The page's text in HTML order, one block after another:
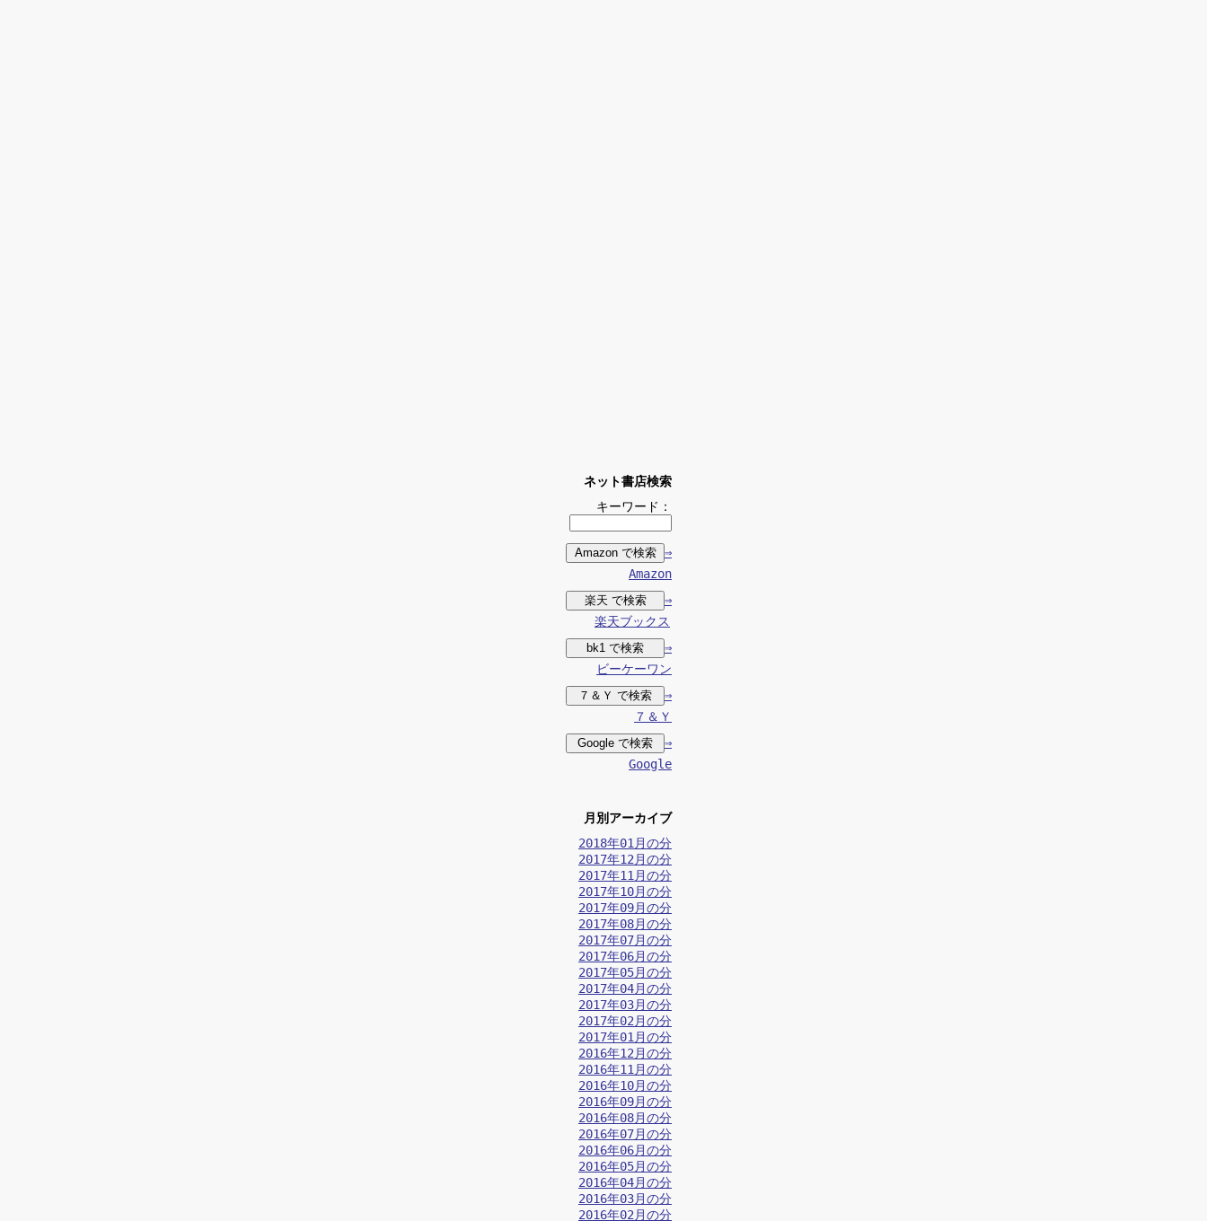
ネット書店検索
キーワード：
⇒
Amazon
⇒
楽天ブックス
⇒
ビーケーワン
⇒
７＆Ｙ
⇒
Google
月別アーカイブ
2018年01月の分
2017年12月の分
2017年11月の分
2017年10月の分
2017年09月の分
2017年08月の分
2017年07月の分
2017年06月の分
2017年05月の分
2017年04月の分
2017年03月の分
2017年02月の分
2017年01月の分
2016年12月の分
2016年11月の分
2016年10月の分
2016年09月の分
2016年08月の分
2016年07月の分
2016年06月の分
2016年05月の分
2016年04月の分
2016年03月の分
2016年02月の分